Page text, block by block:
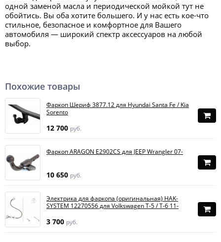
одной заменой масла и периодической мойкой тут не
обойтись. Вы оба хотите большего. И у нас есть кое-что
стильное, безопасное и комфортное для Вашего
автомобиля — широкий спектр аксессуаров на любой
выбор.
Похожие товары
Фаркоп Шериф 3877.12 для Hyundai Santa Fe / Kia
Sorento
12 700 руб.
Фаркоп ARAGON E2902CS для JEEP Wrangler 07-
10 650 руб.
Электрика для фаркопа (оригинальная) HAK-
SYSTEM 12270556 для Volkswagen T-5 / T-6 11-
3 700 руб.